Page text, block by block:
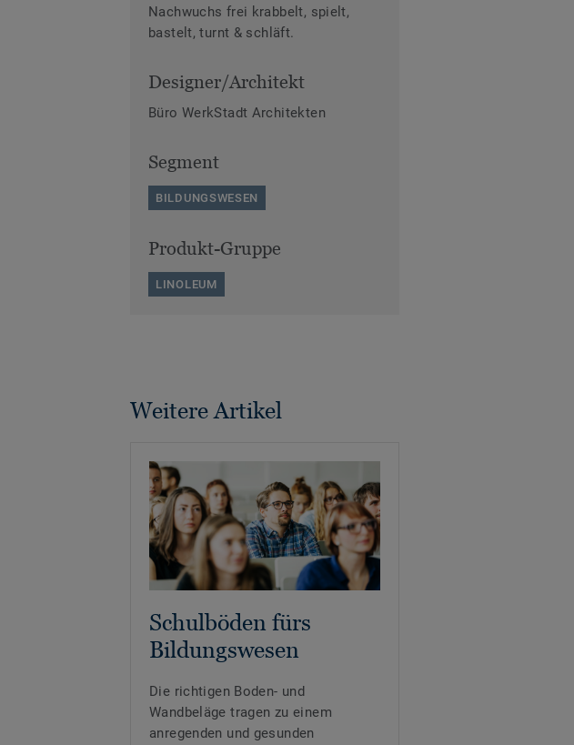
Nachwuchs frei krabbelt, spielt,
bastelt, turnt & schläft.
Designer/Architekt
Büro WerkStadt Architekten
Segment
BILDUNGSWESEN
Produkt-Gruppe
LINOLEUM
Weitere Artikel
Schulböden fürs
Bildungswesen
Die richtigen Boden- und
Wandbeläge tragen zu einem
anregenden und gesunden